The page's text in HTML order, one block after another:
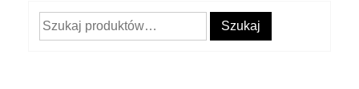
Szukaj: Szukaj